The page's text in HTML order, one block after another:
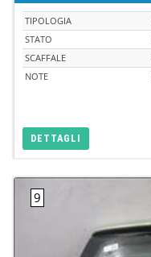
TIPOLOGIA
STATO
SCAFFALE
NOTE
DETTAGLI